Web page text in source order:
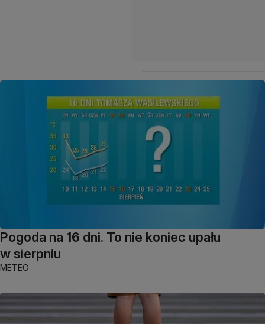
Pogoda na 16 dni. To nie koniec upału
w sierpniu
METEO